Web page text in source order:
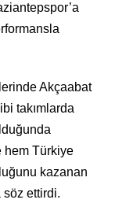
Akçaabat
takımlarda
hem Türkiye
kazanan
söz ettirdi.